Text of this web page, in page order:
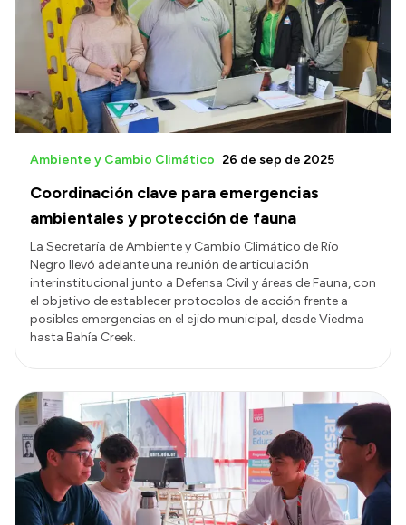
Coordinación clave para emergencias
ambientales y protección de fauna
Ambiente y Cambio Climático 26 de sep de 2025
La Secretaría de Ambiente y Cambio Climático de Río
Negro llevó adelante una reunión de articulación
interinstitucional junto a Defensa Civil y áreas de Fauna, con
el objetivo de establecer protocolos de acción frente a
posibles emergencias en el ejido municipal, desde Viedma
hasta Bahía Creek.